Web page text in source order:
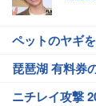
ペットのヤギ
琵琶湖 有料券
ニチレイ攻撃